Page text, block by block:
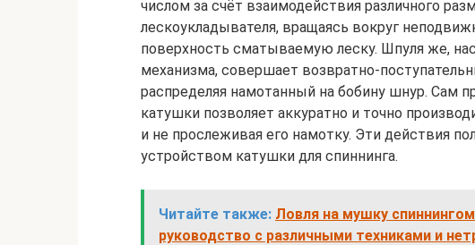
числом за счёт взаимодействия различного
лескоукладывателя, вращаясь вокруг
поверхность сматываемую леску. Шпуля же,
механизма, совершает возвратно-
распределяя намотанный на бобину шнур. Сам
катушки позволяет аккуратно и точно
и не прослеживая его намотку. Эти действия
устройством катушки для спиннинга.
Читайте также: Ловля на мушку
руководство с различными техниками и